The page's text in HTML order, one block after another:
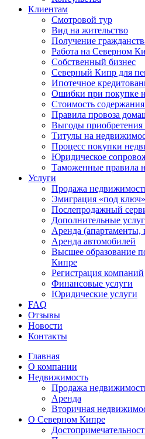
Клиентам
Смотровой тур
Вид на жительство
Получение
Работа на Северном
Собственный бизнес
Северный Кипр для
Ипотечное
Ошибки при покупке
Стоимость
Правила провоза
Выгоды
Титулы на
Процесс покупки
Юридическое
Таможенные правила
Услуги
Продажа
Эмиграция «под ключ»
Послепродажный
Дополнительные
Аренда (апартаменты,
Аренда автомобилей
Высшее образование
Кипре
Регистрация компаний
Финансовые услуги
Юридические услуги
FAQ
Отзывы
Новости
Контакты
Главная
О компании
Недвижимость
Продажа
Аренда
Вторичная
О Северном Кипре